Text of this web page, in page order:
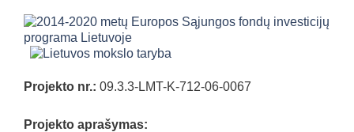
Projekto nr.: 09.3.3-LMT-K-712-06-0067
Projekto aprašymas: